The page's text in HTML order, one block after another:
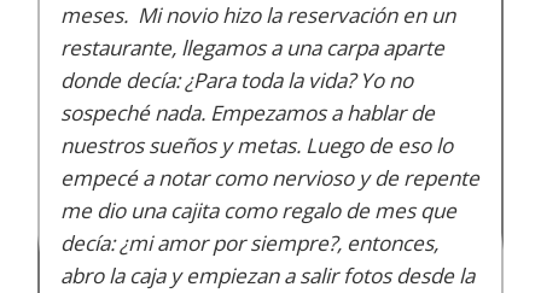
meses. Mi novio hizo la reservación en un
restaurante, llegamos a una carpa aparte
donde decía: ¿Para toda la vida? Yo no
sospeché nada. Empezamos a hablar de
nuestros sueños y metas. Luego de eso lo
empecé a notar como nervioso y de repente
me dio una cajita como regalo de mes que
decía: ¿mi amor por siempre?, entonces,
abro la caja y empiezan a salir fotos desde la